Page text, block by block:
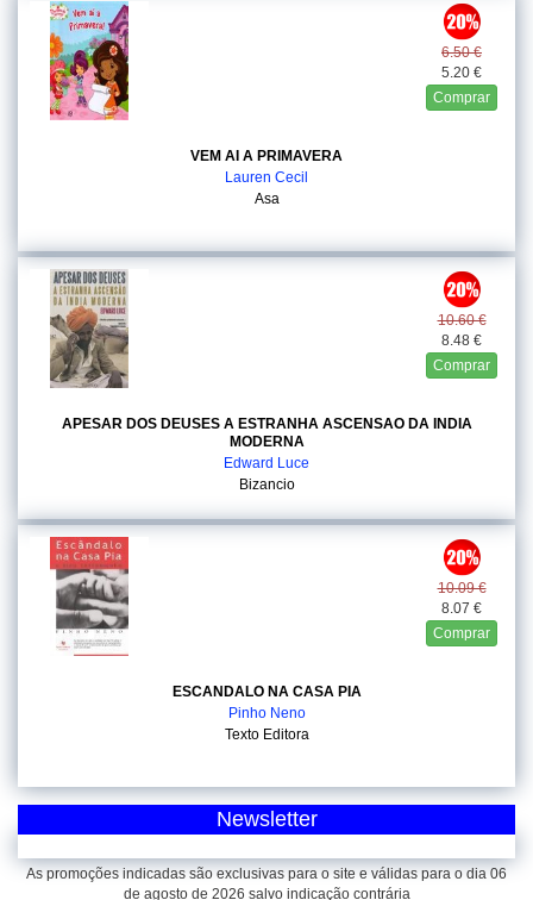
6.50 €
5.20 €
Comprar
VEM AI A PRIMAVERA
Lauren Cecil
Asa
10.60 €
8.48 €
Comprar
APESAR DOS DEUSES A ESTRANHA ASCENSAO DA INDIA
MODERNA
Edward Luce
Bizancio
10.09 €
8.07 €
Comprar
ESCANDALO NA CASA PIA
Pinho Neno
Texto Editora
Newsletter
As promoções indicadas são exclusivas para o site e válidas para o dia 06
de agosto de 2026 salvo indicação contrária